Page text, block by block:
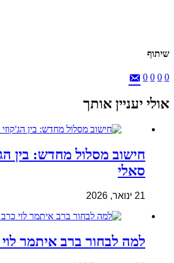
שיתוף
0
0
0
0
אולי יעניין אותך
חישוב מסלול מחדש: בין
סאלי
21 ינואר, 2026
למה לבחור ברב איתמר